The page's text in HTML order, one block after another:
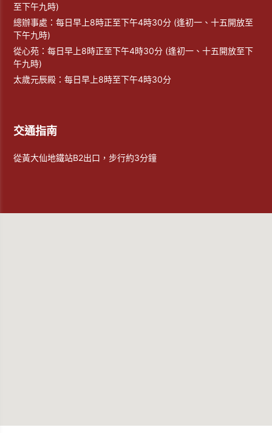
至下午九時)
總辦事處：每日早上8時正至下午4時30分 (逢初一、十五開放至
下午九時)
從心苑：每日早上8時正至下午4時30分 (逢初一、十五開放至下
午九時)
太歲元辰殿：每日早上8時至下午4時30分
交通指南
從黃大仙地鐵站B2出口，步行約3分鐘